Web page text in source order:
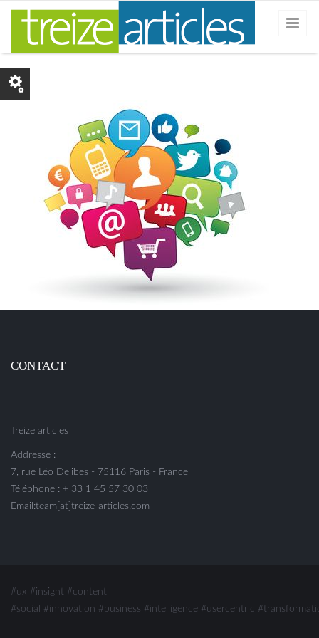
Skip to main content
CONTACT
Treize articles
Addresse :
7, rue Léo Delibes - 75116 Paris - France
Téléphone : + 33 1 45 57 30 03
Email:team[at]treize-articles.com
#ux #insight #content
#social #innovation #business #intelligence #usercentric